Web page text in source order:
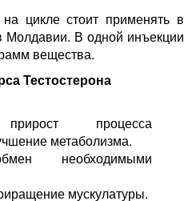
цикле стоит применять в
Молдавии. В одной инъекции
вещества.
Тестостерона
процесса
метаболизма.
необходимыми
мускулатуры.